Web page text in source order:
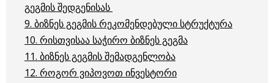
გეგმის შედგენისას
9. ბიზნეს გეგმის რეკომენდებული სტრუქტურა
10. რისთვისაა საჭირო ბიზნეს გეგმა
11. ბიზნეს გეგმის შემადგენლობა
12. როგორ ვიპოვოთ ინვესტორი